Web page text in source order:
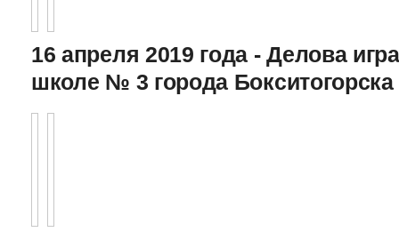
16 апреля 2019 года - Делова
школе № 3 города Бокситогорска